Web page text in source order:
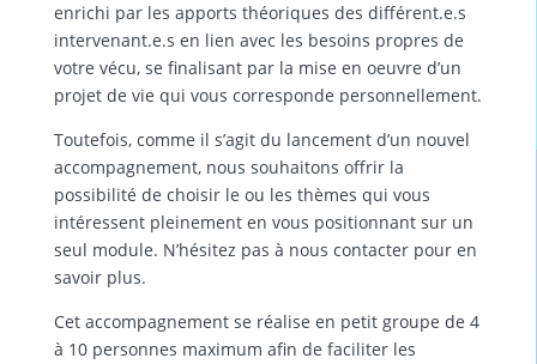
enrichi par les apports théoriques des différent.e.s
intervenant.e.s en lien avec les besoins propres de
votre vécu, se finalisant par la mise en oeuvre d’un
projet de vie qui vous corresponde personnellement.
Toutefois, comme il s’agit du lancement d’un nouvel
accompagnement, nous souhaitons offrir la
possibilité de choisir le ou les thèmes qui vous
intéressent pleinement en vous positionnant sur un
seul module. N’hésitez pas à nous contacter pour en
savoir plus.
Cet accompagnement se réalise en petit groupe de 4
à 10 personnes maximum afin de faciliter les